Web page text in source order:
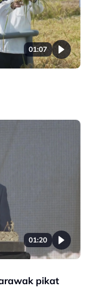
01:07
01:20
pikat